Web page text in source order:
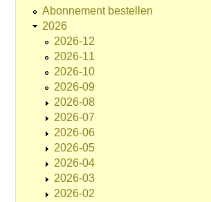
Abonnement bestellen
2026
2026-12
2026-11
2026-10
2026-09
2026-08
2026-07
2026-06
2026-05
2026-04
2026-03
2026-02